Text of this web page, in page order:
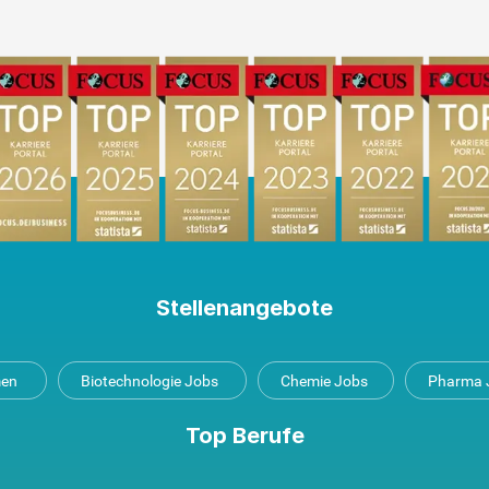
Stellenangebote
Biotechnologie Jobs Chemie Jobs Pharma
Top Berufe